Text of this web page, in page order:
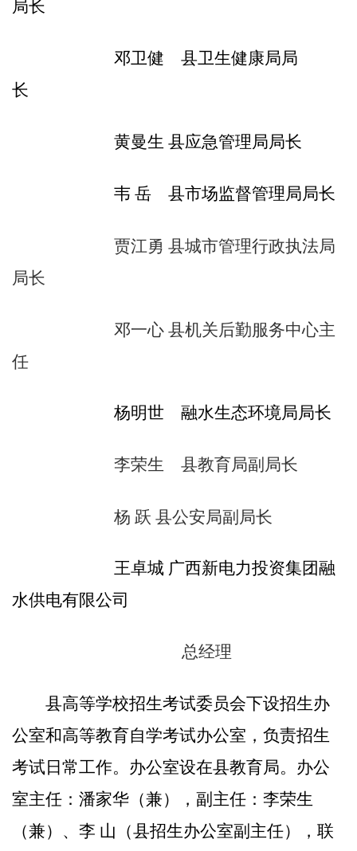
局长
邓卫健 县卫生健康局局
长
黄曼生 县应急管理 局局长
韦 岳县市场监督管理局局长
贾江勇 县城市管理行政执法局
局长
邓一心 县机关后勤服务中心主
任
杨明世 融水生态环境局局长
李荣生 县教育局副局长
杨 跃 县公安局副局长
王卓城 广西新电力投资集团融
水供电有限公司
总经理
县高等学校招生考试委员会下设招生办
公室和高等教育自学考试办公室，负责招生
考试日常工作。办公室设在县教育局。 办公
室主任：潘家华（兼），副主任：李荣生
（兼）、李 山（县招生办公室副主任），联